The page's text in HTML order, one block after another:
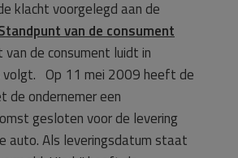
klacht voorgelegd aan de
van de consument
de consument luidt in
volgt. Op 11 mei 2009 heeft de
de ondernemer een
gesloten voor de levering
auto. Als leveringsdatum staat